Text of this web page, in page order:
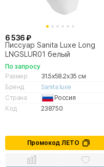
6 536 ₽
Писсуар Sanita Luxe Long
LNGSLUR01 белый
По запросу
Размер
31.5x58.2x35 см
Бренд
Sanita luxe
Страна
Россия
Код
238750
Промокод ЛЕТО